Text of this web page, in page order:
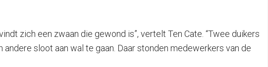
zich een zwaan die gewond is”, vertelt Ten Cate. “Twee duikers
sloot aan wal te gaan. Daar stonden medewerkers van de